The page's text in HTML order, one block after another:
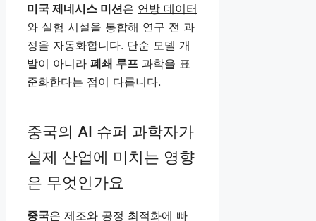
미국 제네시스 미션은 연방 데이터
와 실험 시설을 통합해 연구 전 과
정을 자동화합니다. 단순 모델 개
발이 아니라 폐쇄 루프 과학을 표
준화한다는 점이 다릅니다.
중국의 AI 슈퍼 과학자가
실제 산업에 미치는 영향
은 무엇인가요
중국은 제조와 공정 최적화에 빠